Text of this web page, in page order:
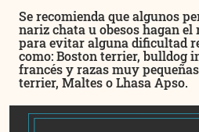
Se recomienda que algunos
nariz chata u obesos hagan
para evitar alguna dificultad
como: Boston terrier, bulldog
francés y razas muy
terrier, Maltes o Lhasa Apso.